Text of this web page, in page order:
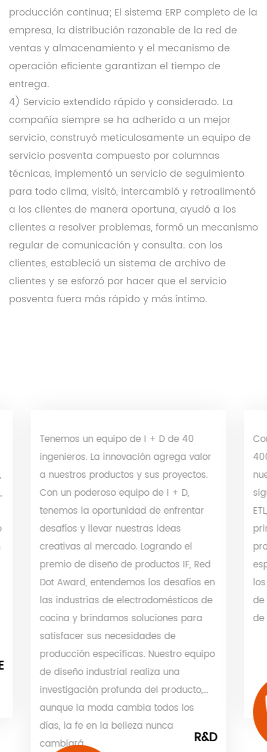
producción continua; El sistema ERP completo de la
empresa, la distribución razonable de la red de
ventas y almacenamiento y el mecanismo de
operación eficiente garantizan el tiempo de
entrega.
4) Servicio extendido rápido y considerado. La
compañía siempre se ha adherido a un mejor
servicio, construyó meticulosamente un equipo de
servicio posventa compuesto por columnas
técnicas, implementó un servicio de seguimiento
para todo clima, visitó, intercambió y retroalimentó
a los clientes de manera oportuna, ayudó a los
clientes a resolver problemas, formó un mecanismo
regular de comunicación y consulta. con los
clientes, estableció un sistema de archivo de
clientes y se esforzó por hacer que el servicio
posventa fuera más rápido y más íntimo.
Tenemos un equipo de I + D de 40
ingenieros. La innovación agrega valor
a nuestros productos y sus proyectos.
Con un poderoso equipo de I + D,
tenemos la oportunidad de enfrentar
desafíos y llevar nuestras ideas
creativas al mercado. Logrando el
premio de diseño de productos IF, Red
Dot Award, entendemos los desafíos en
las industrias de electrodomésticos de
cocina y brindamos soluciones para
satisfacer sus necesidades de
producción específicas. Nuestro equipo
de diseño industrial realiza una
investigación profunda del producto,
aunque la moda cambia todos los
días, la fe en la belleza nunca
cambiará.
R&D
4000
ETL,
los
de
de $